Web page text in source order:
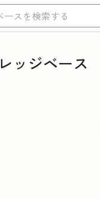
ッジベース